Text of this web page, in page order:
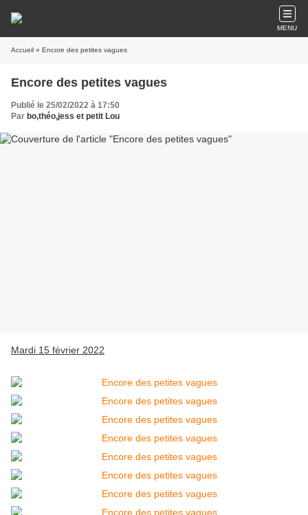
MENU
Accueil » Encore des petites vagues
Encore des petites vagues
Publié le 25/02/2022 à 17:50
Par bo,théo,jess et petit Lou
Mardi 15 février 2022